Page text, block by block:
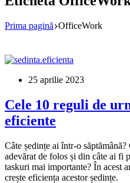
Prima pagină OfficeWork
25 aprilie 2023
Cele 10 reguli de
eficiente
Câte ședințe ai într-o
adevărat de folos și din câte ai fi
taskuri mai importante? În acest
crește eficiența acestor ședințe.